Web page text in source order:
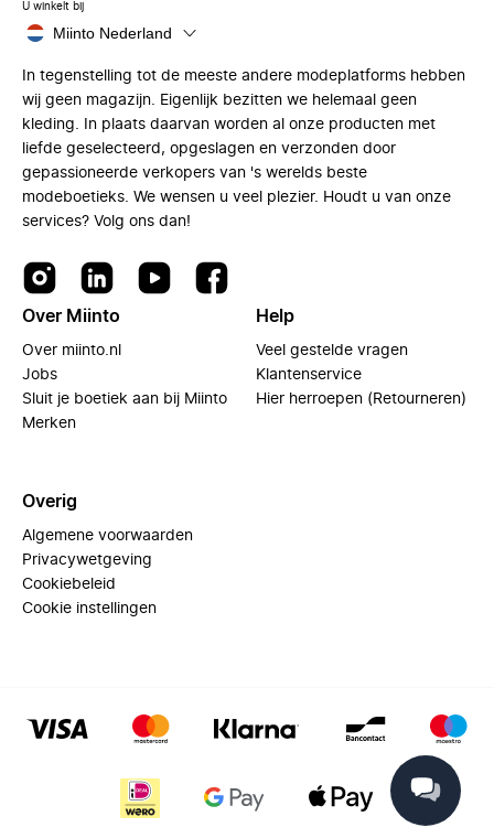
U winkelt bij
Miinto Nederland
In tegenstelling tot de meeste andere modeplatforms hebben
wij geen magazijn. Eigenlijk bezitten we helemaal geen
kleding. In plaats daarvan worden al onze producten met
liefde geselecteerd, opgeslagen en verzonden door
gepassioneerde verkopers van 's werelds beste
modeboetieks. We wensen u veel plezier. Houdt u van onze
services? Volg ons dan!
Over Miinto
Over miinto.nl
Jobs
Sluit je boetiek aan bij Miinto
Merken
Help
Veel gestelde vragen
Klantenservice
Hier herroepen (Retourneren)
Overig
Algemene voorwaarden
Privacywetgeving
Cookiebeleid
Cookie instellingen